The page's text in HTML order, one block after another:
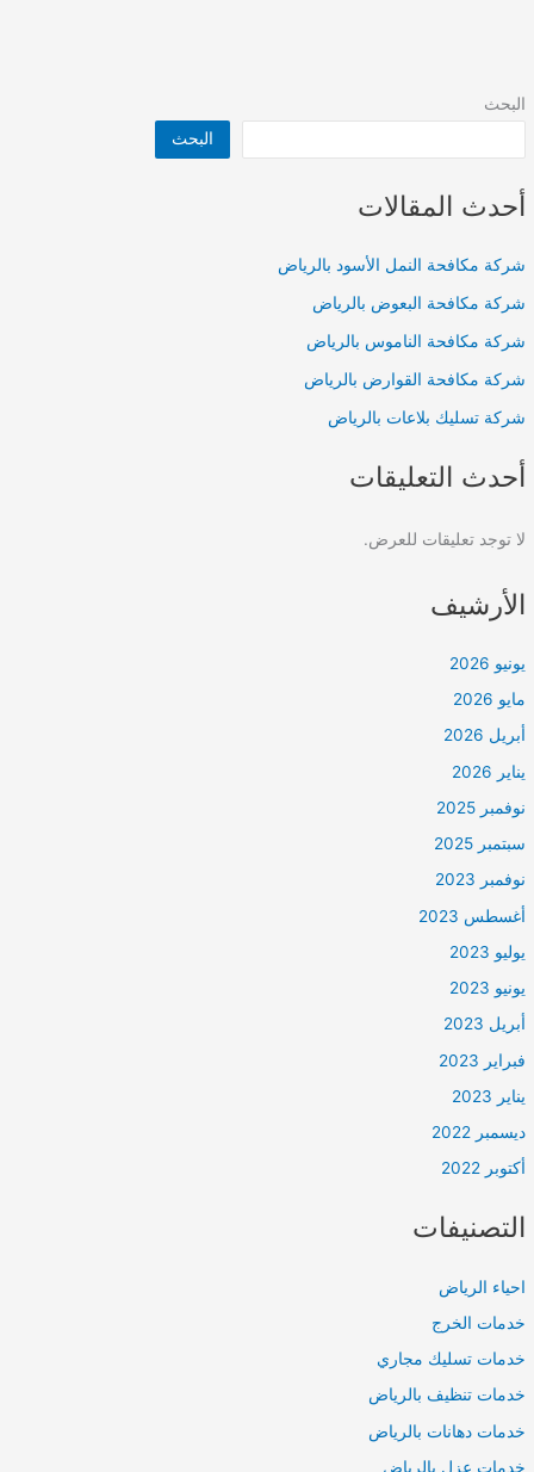
البحث
البحث
أحدث المقالات
شركة مكافحة النمل الأسود بالرياض
شركة مكافحة البعوض بالرياض
شركة مكافحة الناموس بالرياض
شركة مكافحة القوارض بالرياض
شركة تسليك بلاعات بالرياض
أحدث التعليقات
لا توجد تعليقات للعرض.
الأرشيف
يونيو 2026
مايو 2026
أبريل 2026
يناير 2026
نوفمبر 2025
سبتمبر 2025
نوفمبر 2023
أغسطس 2023
يوليو 2023
يونيو 2023
أبريل 2023
فبراير 2023
يناير 2023
ديسمبر 2022
أكتوبر 2022
التصنيفات
احياء الرياض
خدمات الخرج
خدمات تسليك مجاري
خدمات تنظيف بالرياض
خدمات دهانات بالرياض
خدمات عزل بالرياض